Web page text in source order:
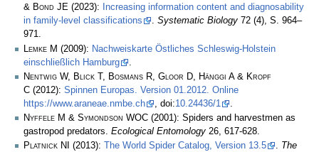
& Bond JE (2023):
Increasing information content and diagnosability
in family-level classifications
. Systematic Biology 72 (4), S. 964–
971.
Lemke M (2009): Nachweiskarte Östliches Schleswig-Holstein
einschließlich Hamburg
Nentwig W, Blick T, Bosmans R, Gloor D, Hänggi A & Kropf
C (2012): Spinnen Europas. Version 01.2012. Online
https://www.araneae.nmbe.ch
, doi:10.24436/1
.
Nyffele M & Symondson WOC (2001): Spiders and harvestmen as
gastropod predators. Ecological Entomology 26, 617-628.
Platnick NI
(2013): The World Spider Catalog, Version 13.5 . The